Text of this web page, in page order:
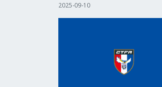
2025-09-10